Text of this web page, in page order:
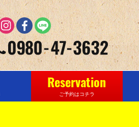
Reservation
ご予約はコチラ